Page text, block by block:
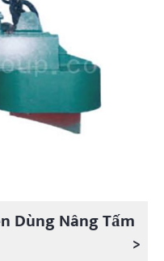
Dùng Nâng Tấm
>